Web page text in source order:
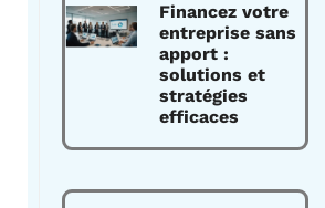
Financez votre
entreprise sans
apport :
solutions et
stratégies
efficaces